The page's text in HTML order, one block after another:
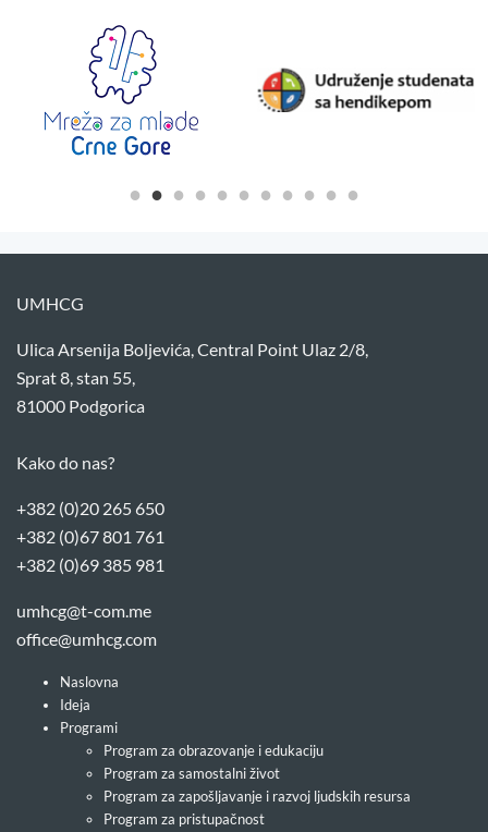
UMHCG
Ulica Arsenija Boljevića, Central Point Ulaz 2/8,
Sprat 8, stan 55,
81000 Podgorica
Kako do nas?
+382 (0)20 265 650
+382 (0)67 801 761
+382 (0)69 385 981
umhcg@t-com.me
office@umhcg.com
Naslovna
Ideja
Programi
Program za obrazovanje i edukaciju
Program za samostalni život
Program za zapošljavanje i razvoj ljudskih resursa
Program za pristupačnost